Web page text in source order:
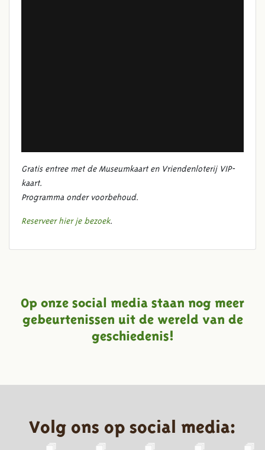
Gratis entree met de Museumkaart en Vriendenloterij VIP-
kaart.
Programma onder voorbehoud.
Reserveer hier je bezoek.
Op onze social media staan nog meer
gebeurtenissen uit de wereld van de
geschiedenis!
Volg ons op social media: